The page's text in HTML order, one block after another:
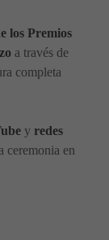
los Premios
a través de
completa
y redes
ceremonia en